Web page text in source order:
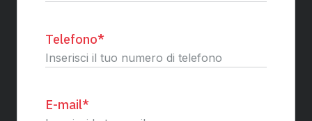
Telefono*
E-mail*